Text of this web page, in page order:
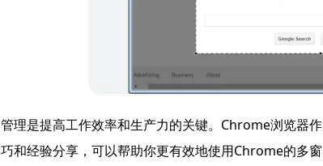
理是提高工作效率和生产力的关键。Chrome浏览器
和经验分享，可以帮助你更有效地使用Chrome的多窗